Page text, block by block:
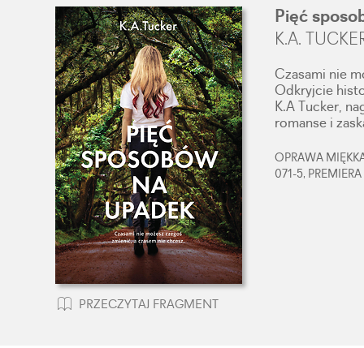
PRZECZYTAJ FRAGMENT
Pięć
K.A.
Czasami nie
Odkryjcie
K.A Tucker,
romanse i
OPRAWA
071-5,